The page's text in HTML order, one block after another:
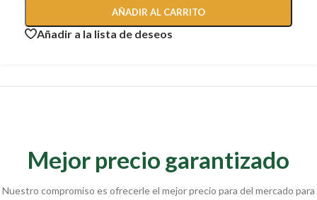
AÑADIR AL CARRITO
Añadir a la lista de deseos
Mejor precio garantizado
Nuestro compromiso es ofrecerle el mejor precio para del mercado para